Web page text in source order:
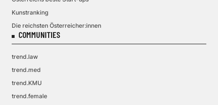
Kunstranking
Die reichsten Österreicher:innen
COMMUNITIES
trend.law
trend.med
trend.KMU
trend.female